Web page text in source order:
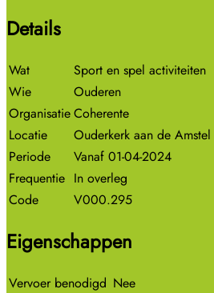
Details
Wat
Sport en spel activiteiten
Wie
Ouderen
OrganisatieCoherente
Locatie
Ouderkerk aan de Amstel
Periode
Vanaf 01-04-2024
Frequentie In overleg
Code
V000.295
Eigenschappen
Vervoer benodigd Nee